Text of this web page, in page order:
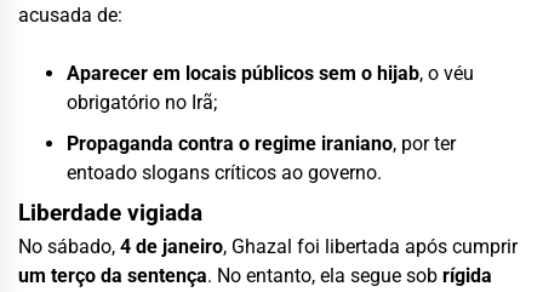
acusada de:
Aparecer em locais públicos sem o hijab, o véu
obrigatório no Irã;
Propaganda contra o regime iraniano, por ter
entoado slogans críticos ao governo.
Liberdade vigiada
No sábado, 4 de janeiro, Ghazal foi libertada após cumprir
um terço da sentença. No entanto, ela segue sob rígida